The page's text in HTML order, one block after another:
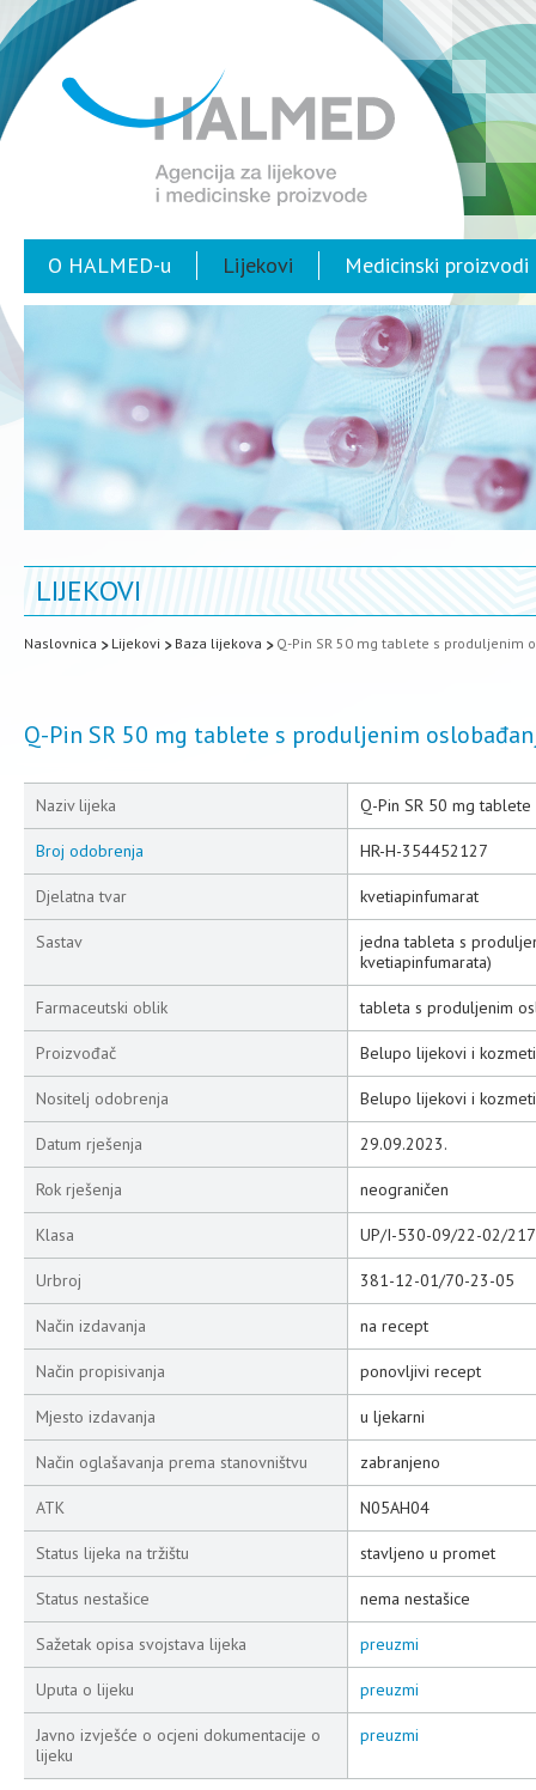
O HALMED-u Lijekovi Medicinski proizvodi
LIJEKOVI
Naslovnica Lijekovi Baza lijekova Q-Pin SR 50 mg tablete s produljenim
Q-Pin SR 50 mg tablete s produljenim
Naziv lijeka Q-Pin SR 50 mg
Broj odobrenja HR-H-354452127
Djelatna tvar kvetiapinfumarat
Sastav
jedna tableta s
kvetiapinfumarata)
Farmaceutski oblik tableta s produljenim
Proizvođač Belupo lijekovi i
Nositelj odobrenja Belupo lijekovi i
Datum rješenja 29.09.2023.
Rok rješenja neograničen
Klasa UP/I-530-09/22-02/217
Urbroj 381-12-01/70-23-05
Način izdavanja na recept
Način propisivanja ponovljivi recept
Mjesto izdavanja u ljekarni
Način oglašavanja prema stanovništvu zabranjeno
ATK N05AH04
Status lijeka na tržištu stavljeno u promet
Status nestašice nema nestašice
Sažetak opisa svojstava lijeka preuzmi
Uputa o lijeku preuzmi
Javno izvješće o ocjeni dokumentacije o
lijeku
preuzmi